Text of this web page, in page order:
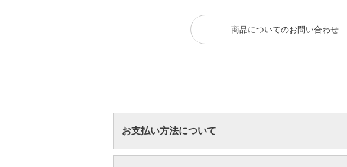
商品についてのお問い合わせ
お支払い方法について